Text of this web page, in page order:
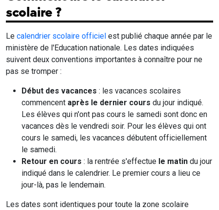
scolaire ?
Le calendrier scolaire officiel est publié chaque année par le
ministère de l'Education nationale. Les dates indiquées
suivent deux conventions importantes à connaître pour ne
pas se tromper :
Début des vacances : les vacances scolaires
commencent après le dernier cours du jour indiqué.
Les élèves qui n'ont pas cours le samedi sont donc en
vacances dès le vendredi soir. Pour les élèves qui ont
cours le samedi, les vacances débutent officiellement
le samedi.
Retour en cours : la rentrée s'effectue le matin du jour
indiqué dans le calendrier. Le premier cours a lieu ce
jour-là, pas le lendemain.
Les dates sont identiques pour toute la zone scolaire